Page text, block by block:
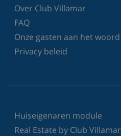
Over Club Villamar
FAQ
Onze gasten aan het woord
Privacy beleid
Huiseigenaren module
Real Estate by Club Villamar